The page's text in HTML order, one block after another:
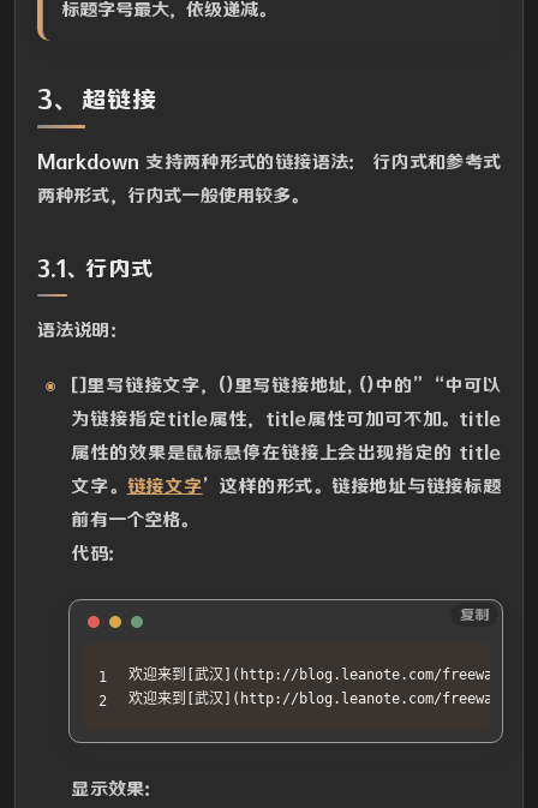
标题字号最大，依级递减。
3、 超链接
Markdown 支持两种形式的链接语法： 行内式和参考式
两种形式，行内式一般使用较多。
3.1、行内式
语法说明：
[]里写链接文字，()里写链接地址, ()中的”“中可以
为链接指定title属性，title属性可加可不加。title
属性的效果是鼠标悬停在链接上会出现指定的 title
文字。 链接文字’这样的形式。链接地址与链接标题
前有一个空格。
代码：
欢迎来到[武汉](http://blog.leanote.com/freewalk)
欢迎来到[武汉](http://blog.leanote.com/freewalk "
复制
Text
显示效果：